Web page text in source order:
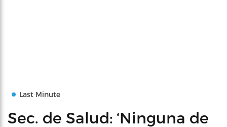
Last Minute
Sec. de Salud: ‘Ninguna de